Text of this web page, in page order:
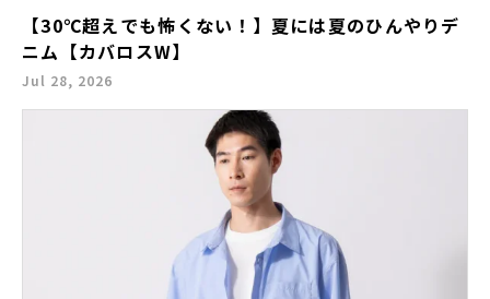
【30℃超えでも怖くない！】夏には夏のひんやりデ
ニム【カバロスW】
Jul 28, 2026